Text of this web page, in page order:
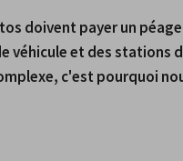
doivent payer un
et des stations
c'est pourquoi